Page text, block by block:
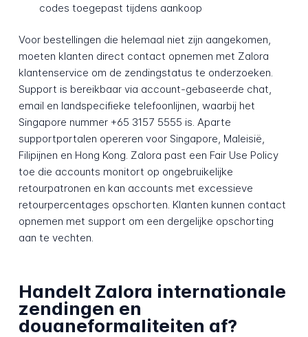
codes toegepast tijdens aankoop
Voor bestellingen die helemaal niet zijn aangekomen,
moeten klanten direct contact opnemen met Zalora
klantenservice om de zendingstatus te onderzoeken.
Support is bereikbaar via account-gebaseerde chat,
email en landspecifieke telefoonlijnen, waarbij het
Singapore nummer +65 3157 5555 is. Aparte
supportportalen opereren voor Singapore, Maleisië,
Filipijnen en Hong Kong. Zalora past een Fair Use Policy
toe die accounts monitort op ongebruikelijke
retourpatronen en kan accounts met excessieve
retourpercentages opschorten. Klanten kunnen contact
opnemen met support om een dergelijke opschorting
aan te vechten.
Handelt Zalora internationale
zendingen en
douaneformaliteiten af?